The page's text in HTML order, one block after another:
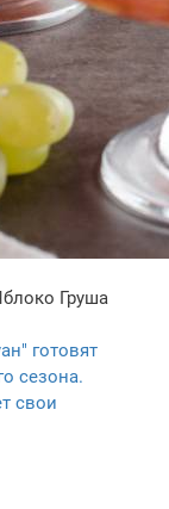
Груша
готовят
сезона.
свои